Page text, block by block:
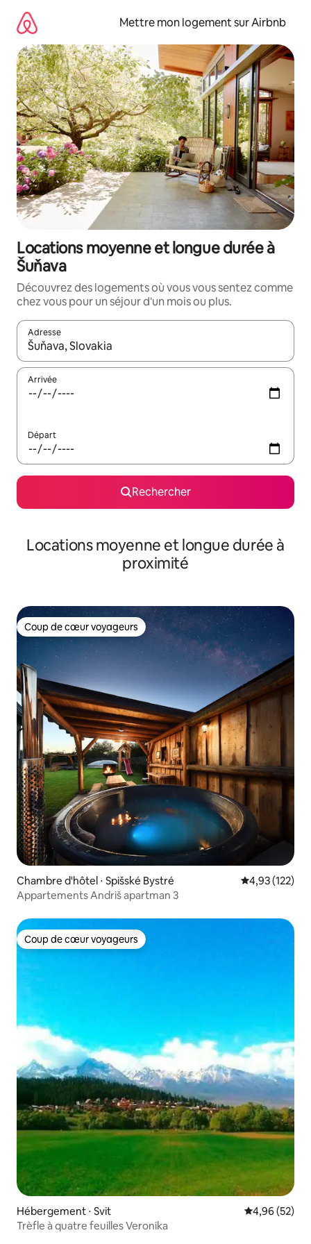
directement
contenu
Mettre mon logement sur Airbnb
Locations moyenne et longue durée à
Šuňava
Découvrez des logements où vous vous sentez comme
chez vous pour un séjour d'un mois ou plus.
Adresse
Lorsque les résultats s'affichent, utilisez les flèches vers le
Arrivée
Départ
Rechercher
Locations moyenne et longue durée à
proximité
Coup de cœur voyageurs
Coup de cœur voyageurs
Chambre d'hôtel ⋅ Spišské Bystré Évaluation
4,93 (122)
Appartements Andriš apartman 3
Coup de cœur voyageurs
Coup de cœur voyageurs
Hébergement ⋅ Svit Évaluation
4,96 (52)
Trèfle à quatre feuilles Veronika